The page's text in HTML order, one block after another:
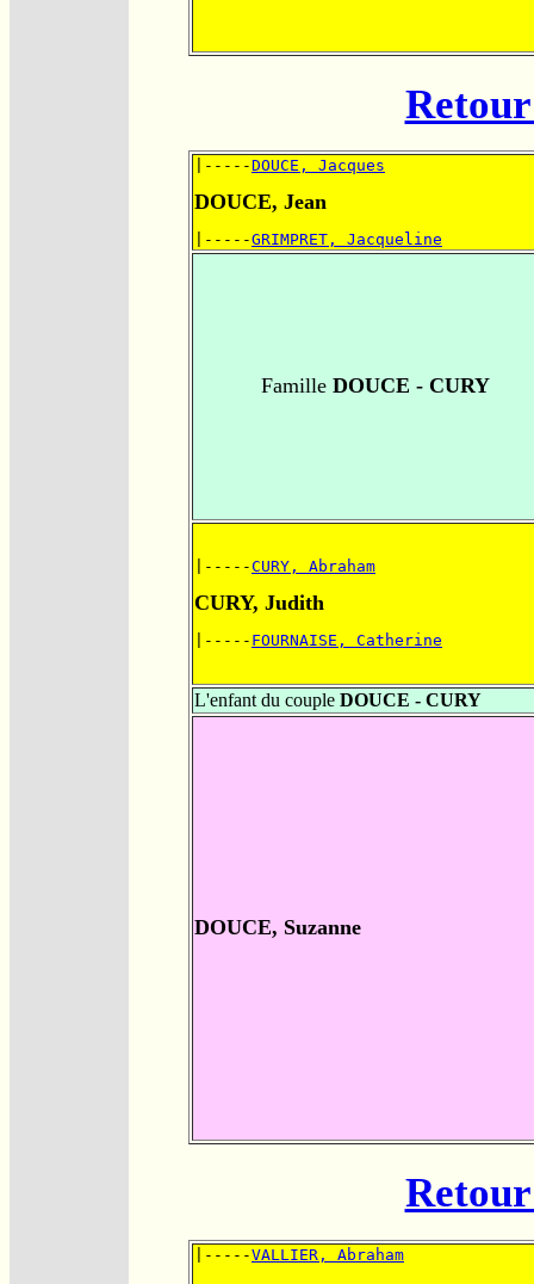
|-----DOUCE, Jacques
DOUCE, Jean
|-----GRIMPRET, Jacqueline
FamilleDOUCE - CURY
|-----CURY, Abraham
CURY, Judith
|----- FOURNAISE, Catherine
L'enfant du couple DOUCE - CURY
DOUCE, Suzanne
|-----VALLIER, Abraham